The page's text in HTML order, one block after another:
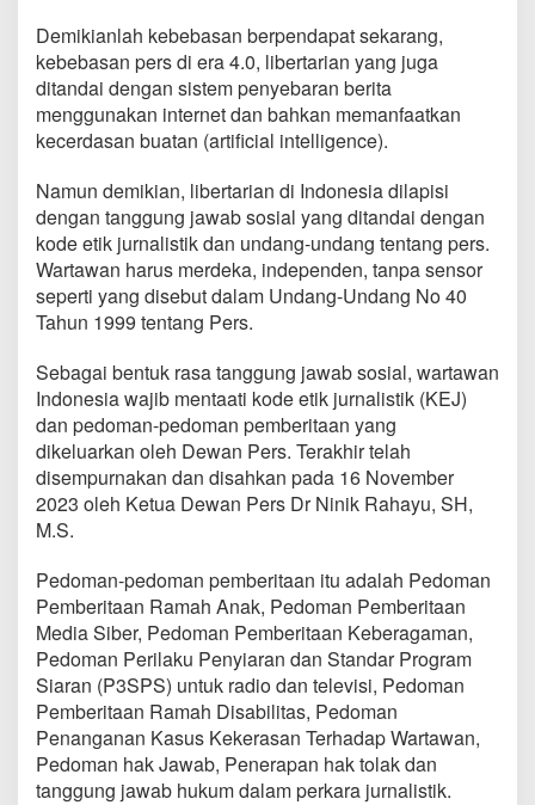
Demikianlah kebebasan berpendapat sekarang,
kebebasan pers di era 4.0, libertarian yang juga
ditandai dengan sistem penyebaran berita
menggunakan internet dan bahkan memanfaatkan
kecerdasan buatan (artificial intelligence).
Namun demikian, libertarian di Indonesia dilapisi
dengan tanggung jawab sosial yang ditandai dengan
kode etik jurnalistik dan undang-undang tentang pers.
Wartawan harus merdeka, independen, tanpa sensor
seperti yang disebut dalam Undang-Undang No 40
Tahun 1999 tentang Pers.
Sebagai bentuk rasa tanggung jawab sosial, wartawan
Indonesia wajib mentaati kode etik jurnalistik (KEJ)
dan pedoman-pedoman pemberitaan yang
dikeluarkan oleh Dewan Pers. Terakhir telah
disempurnakan dan disahkan pada 16 November
2023 oleh Ketua Dewan Pers Dr Ninik Rahayu, SH,
M.S.
Pedoman-pedoman pemberitaan itu adalah Pedoman
Pemberitaan Ramah Anak, Pedoman Pemberitaan
Media Siber, Pedoman Pemberitaan Keberagaman,
Pedoman Perilaku Penyiaran dan Standar Program
Siaran (P3SPS) untuk radio dan televisi, Pedoman
Pemberitaan Ramah Disabilitas, Pedoman
Penanganan Kasus Kekerasan Terhadap Wartawan,
Pedoman hak Jawab, Penerapan hak tolak dan
tanggung jawab hukum dalam perkara jurnalistik.